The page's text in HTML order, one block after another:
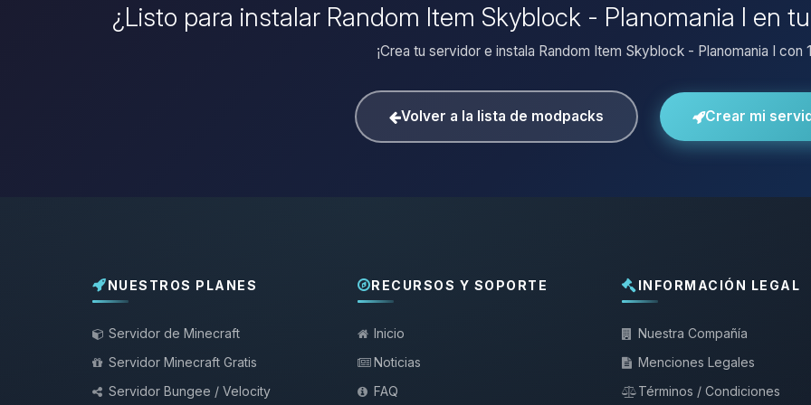
¿Listo para instalar Random Item Skyblock - Planomania I en
¡Crea tu servidor e instala Random Item Skyblock - Planomania I con
Volver a la lista de modpacks Crear mi
NUESTROS PLANES
Servidor de Minecraft
Servidor Minecraft Gratis
Servidor Bungee / Velocity
RECURSOS Y SOPORTE
Inicio
Noticias
FAQ
INFORMACIÓN LEGAL
Nuestra Compañía
Menciones Legales
Términos / Condiciones